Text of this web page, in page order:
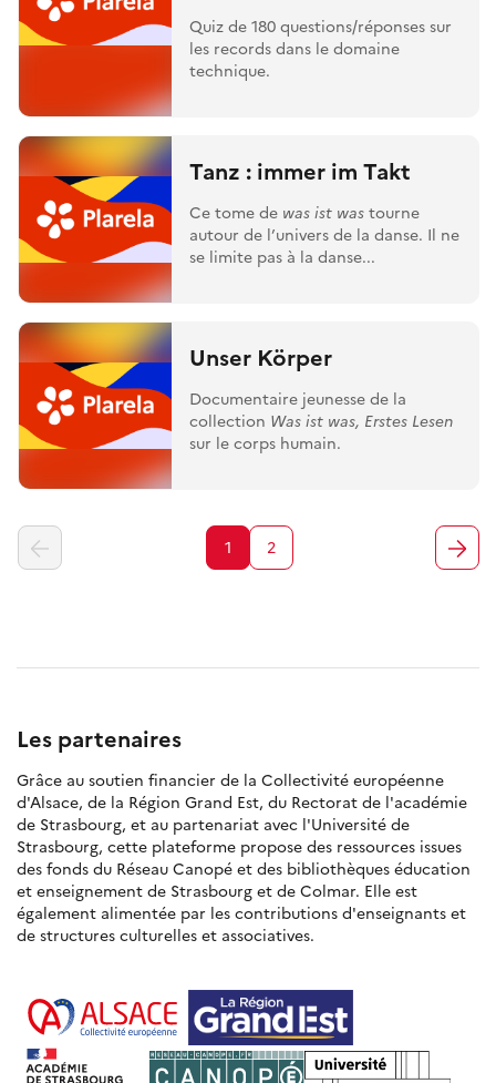
Quiz de 180 questions/réponses sur
les records dans le domaine
technique.
Tanz : immer im Takt
Ce tome de was ist was tourne
autour de l’univers de la danse. Il ne
se limite pas à la danse...
Unser Körper
Documentaire jeunesse de la
collection Was ist was, Erstes Lesen
sur le corps humain.
1 2
Les partenaires
Grâce au soutien financier de la Collectivité européenne
d'Alsace, de la Région Grand Est, du Rectorat de l'académie
de Strasbourg, et au partenariat avec l'Université de
Strasbourg, cette plateforme propose des ressources issues
des fonds du Réseau Canopé et des bibliothèques éducation
et enseignement de Strasbourg et de Colmar. Elle est
également alimentée par les contributions d'enseignants et
de structures culturelles et associatives.